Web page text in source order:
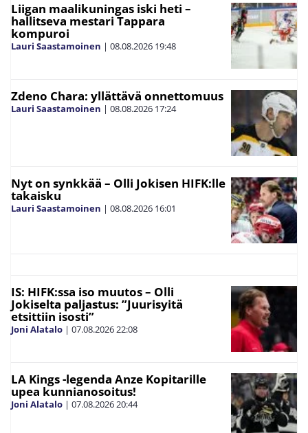
Liigan maalikuningas iski heti –
hallitseva mestari Tappara
kompuroi
Lauri Saastamoinen | 08.08.2026 19:48
Zdeno Chara: yllättävä onnettomuus
Lauri Saastamoinen | 08.08.2026 17:24
Nyt on synkkää – Olli Jokisen HIFK:lle
takaisku
Lauri Saastamoinen | 08.08.2026 16:01
IS: HIFK:ssa iso muutos – Olli
Jokiselta paljastus: ”Juurisyitä
etsittiin isosti”
Joni Alatalo | 07.08.202622:08
LA Kings -legenda Anze Kopitarille
upea kunnianosoitus!
Joni Alatalo | 07.08.202620:44